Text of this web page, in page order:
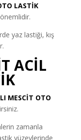
LASTİK
yaz lastiği, kış
ACİL
MESCİT OTO
zamanla
yüzeylerinde